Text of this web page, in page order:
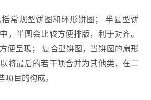
常规型饼图和环形饼图； 半圆型饼
，半圆会比较方便排版，利于对齐。
便呈现； 复合型饼图，当饼图的扇形
将最后的若干项合并为其他类，在二
项目的构成。